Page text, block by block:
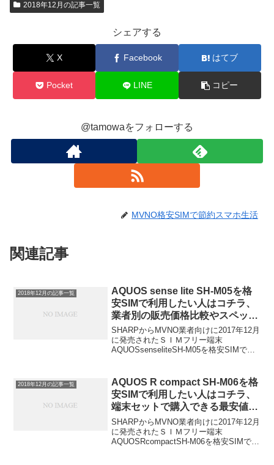
2018年12月の記事一覧
シェアする
X Facebook はてブ
Pocket LINE コピー
@tamowaをフォローする
MVNO格安SIMで節約スマホ生活
関連記事
2018年12月の記事一覧
AQUOS sense lite SH-M05を格
安SIMで利用したい人はコチラ、
業者別の販売価格比較やスペック
などの情報を配信中
SHARPからMVNO業者向けに2017年12月
に発売されたＳＩＭフリー端末
AQUOSsenseliteSH-M05を格安SIMで利
社の販売価格情報、最安値ショップ、
ス...
2018年12月の記事一覧
AQUOS R compact SH-M06を格
安SIMで利用したい人はコチラ、
端末セットで購入できる最安値シ
ョップやスペック情報など
SHARPからMVNO業者向けに2017年12月
に発売されたＳＩＭフリー端末
AQUOSRcompactSH-M06を格安SIMで利